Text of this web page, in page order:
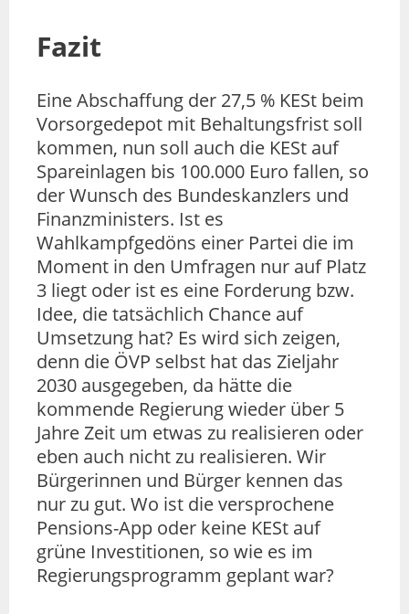
Fazit
Eine Abschaffung der 27,5 % KESt beim
Vorsorgedepot mit Behaltungsfrist soll
kommen, nun soll auch die KESt auf
Spareinlagen bis 100.000 Euro fallen, so
der Wunsch des Bundeskanzlers und
Finanzministers. Ist es
Wahlkampfgedöns einer Partei die im
Moment in den Umfragen nur auf Platz
3 liegt oder ist es eine Forderung bzw.
Idee, die tatsächlich Chance auf
Umsetzung hat? Es wird sich zeigen,
denn die ÖVP selbst hat das Zieljahr
2030 ausgegeben, da hätte die
kommende Regierung wieder über 5
Jahre Zeit um etwas zu realisieren oder
eben auch nicht zu realisieren. Wir
Bürgerinnen und Bürger kennen das
nur zu gut. Wo ist die versprochene
Pensions-App oder keine KESt auf
grüne Investitionen, so wie es im
Regierungsprogramm geplant war?